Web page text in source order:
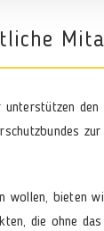
unterstützen den
wollen, bieten
die ohne